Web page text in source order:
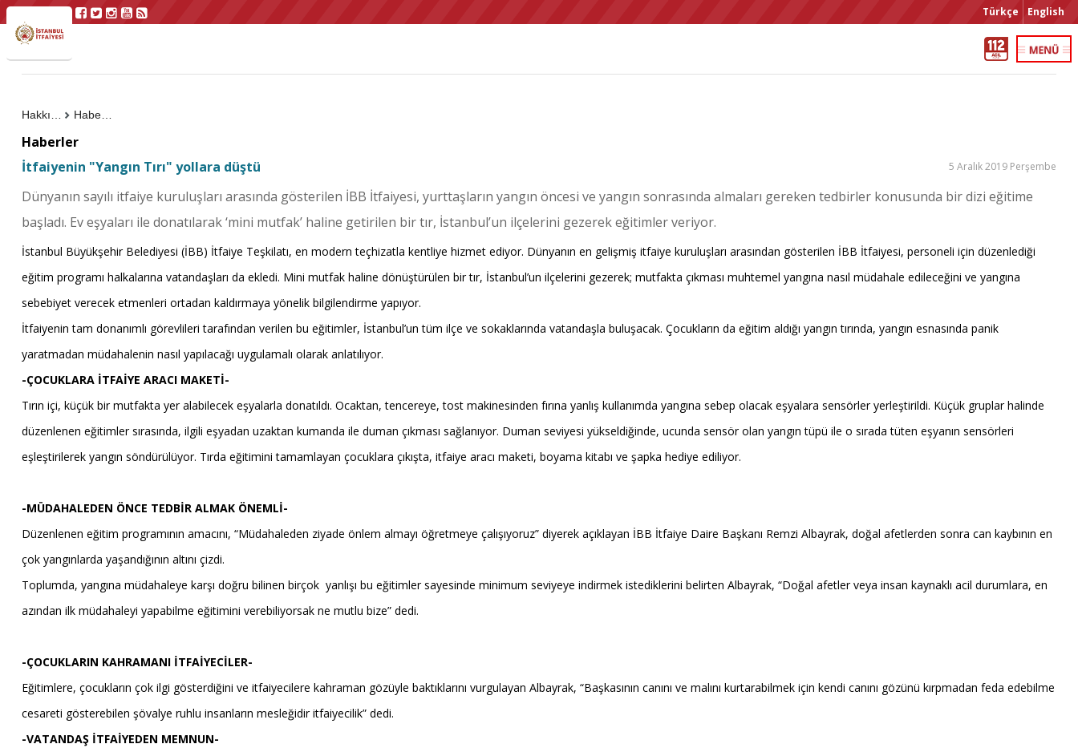
Türkçe English
Haberler
Haberler
İtfaiyenin "Yangın Tırı" yollara düştü
5 Aralık 2019 Perşembe
Dünyanın sayılı itfaiye kuruluşları arasında gösterilen İBB İtfaiyesi, yurttaşların yangın öncesi ve yangın sonrasında almaları gereken tedbirler konusunda bir dizi eğitime
başladı. Ev eşyaları ile donatılarak ‘mini mutfak’ haline getirilen bir tır, İstanbul’un ilçelerini gezerek eğitimler veriyor.
İstanbul Büyükşehir Belediyesi (İBB) İtfaiye Teşkilatı, en modern teçhizatla kentliye hizmet ediyor. Dünyanın en gelişmiş itfaiye kuruluşları arasından gösterilen İBB İtfaiyesi, personeli için düzenlediği
eğitim programı halkalarına vatandaşları da ekledi. Mini mutfak haline dönüştürülen bir tır, İstanbul’un ilçelerini gezerek; mutfakta çıkması muhtemel yangına nasıl müdahale edileceğini ve yangına
sebebiyet verecek etmenleri ortadan kaldırmaya yönelik bilgilendirme yapıyor.
İtfaiyenin tam donanımlı görevlileri tarafından verilen bu eğitimler, İstanbul’un tüm ilçe ve sokaklarında vatandaşla buluşacak. Çocukların da eğitim aldığı yangın tırında, yangın esnasında panik
yaratmadan müdahalenin nasıl yapılacağı uygulamalı olarak anlatılıyor.
-ÇOCUKLARA İTFAİYE ARACI MAKETİ-
Tırın içi, küçük bir mutfakta yer alabilecek eşyalarla donatıldı. Ocaktan, tencereye, tost makinesinden fırına yanlış kullanımda yangına sebep olacak eşyalara sensörler yerleştirildi. Küçük gruplar halinde
düzenlenen eğitimler sırasında, ilgili eşyadan uzaktan kumanda ile duman çıkması sağlanıyor. Duman seviyesi yükseldiğinde, ucunda sensör olan yangın tüpü ile o sırada tüten eşyanın sensörleri
eşleştirilerek yangın söndürülüyor. Tırda eğitimini tamamlayan çocuklara çıkışta, itfaiye aracı maketi, boyama kitabı ve şapka hediye ediliyor.
-MÜDAHALEDEN ÖNCE TEDBİR ALMAK ÖNEMLİ-
Düzenlenen eğitim programının amacını, “Müdahaleden ziyade önlem almayı öğretmeye çalışıyoruz” diyerek açıklayan İBB İtfaiye Daire Başkanı Remzi Albayrak, doğal afetlerden sonra can kaybının en
çok yangınlarda yaşandığının altını çizdi.
Toplumda, yangına müdahaleye karşı doğru bilinen birçok yanlışı bu eğitimler sayesinde minimum seviyeye indirmek istediklerini belirten Albayrak, “Doğal afetler veya insan kaynaklı acil durumlara, en
azından ilk müdahaleyi yapabilme eğitimini verebiliyorsak ne mutlu bize” dedi.
-ÇOCUKLARIN KAHRAMANI İTFAİYECİLER-
Eğitimlere, çocukların çok ilgi gösterdiğini ve itfaiyecilere kahraman gözüyle baktıklarını vurgulayan Albayrak, “Başkasının canını ve malını kurtarabilmek için kendi canını gözünü kırpmadan feda edebilme
cesareti gösterebilen şövalye ruhlu insanların mesleğidir itfaiyecilik” dedi.
-VATANDAŞ İTFAİYEDEN MEMNUN-